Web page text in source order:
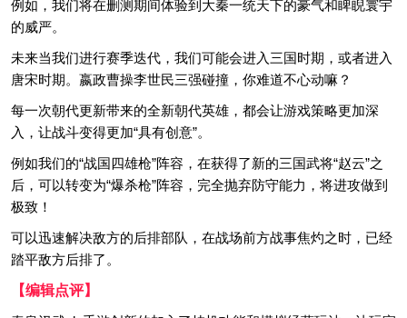
例如，我们将在删测期间体验到大秦一统天下的豪气和睥睨寰宇
的威严。
未来当我们进行赛季迭代，我们可能会进入三国时期，或者进入
唐宋时期。嬴政曹操李世民三强碰撞，你难道不心动嘛？
每一次朝代更新带来的全新朝代英雄，都会让游戏策略更加深
入，让战斗变得更加“具有创意”。
例如我们的“战国四雄枪”阵容，在获得了新的三国武将“赵云”之
后，可以转变为“爆杀枪”阵容，完全抛弃防守能力，将进攻做到
极致！
可以迅速解决敌方的后排部队，在战场前方战事焦灼之时，已经
踏平敌方后排了。
【编辑点评】